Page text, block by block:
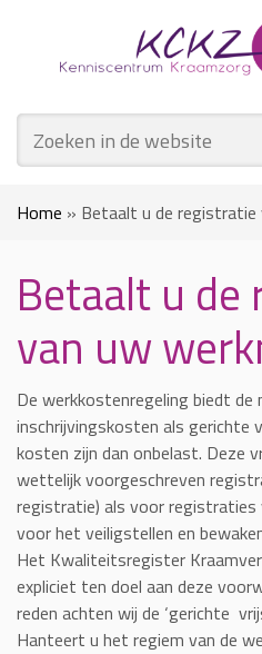
Home » Betaalt u de registratie
Betaalt u
van uw
De werkkostenregeling biedt de
inschrijvingskosten als gerichte
kosten zijn dan onbelast. Deze
wettelijk voorgeschreven
registratie) als voor registraties
voor het veiligstellen en
Het Kwaliteitsregister
expliciet ten doel aan deze
reden achten wij de ‘gerichte
Hanteert u het regiem van de